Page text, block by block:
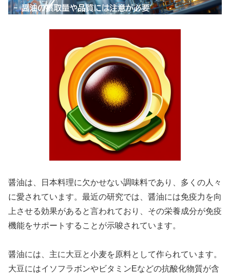
醤油は、日本料理に欠かせない調味料であり、多くの人々
に愛されています。最近の研究では、醤油には免疫力を向
上させる効果があると言われており、その栄養成分が免疫
機能をサポートすることが示唆されています。
醤油には、主に大豆と小麦を原料として作られています。
大豆にはイソフラボンやビタミンEなどの抗酸化物質が含